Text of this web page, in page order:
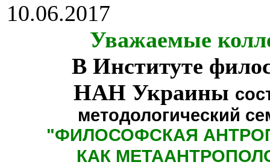
10.06.2017
Уважаемые
В Институте
НАН Украины
методологический
"ФИЛОСОФСКАЯ
КАК